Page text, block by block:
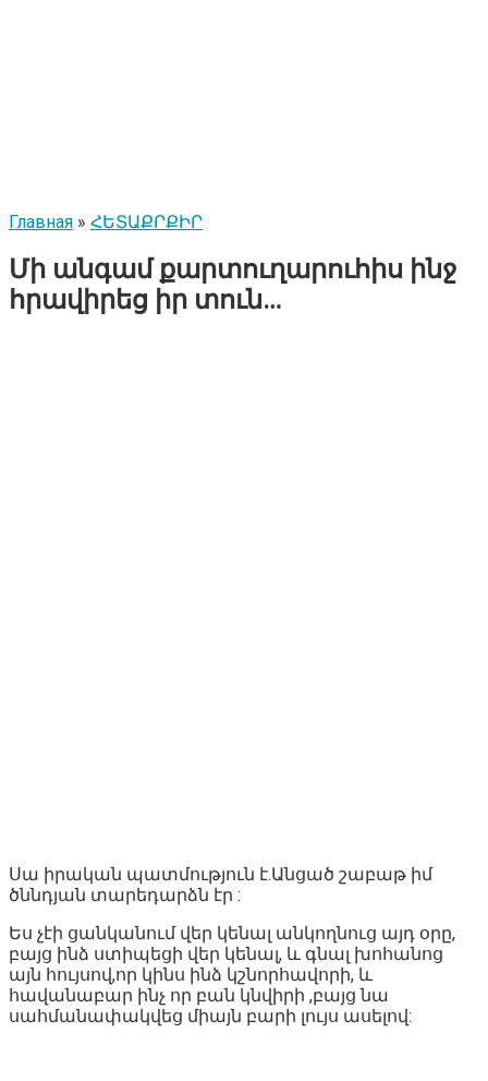
Главная » ՀԵՏԱՔՐՔԻՐ
Մի անգամ քարտուղարուհիս ինջ
հրավիրեց իր տուն…
Սա իրական պատմություն է.Անցած շաբաթ իմ
ծննդյան տարեդարձն էր :
Ես չէի ցանկանում վեր կենալ անկողնուց այդ օրը,
բայց ինձ ստիպեցի վեր կենալ, և գնալ խոհանոց
այն հույսով,որ կինս ինձ կշնորհավորի, և
հավանաբար ինչ որ բան կնվիրի ,բայց նա
սահմանափակվեց միայն բարի լույս ասելով: